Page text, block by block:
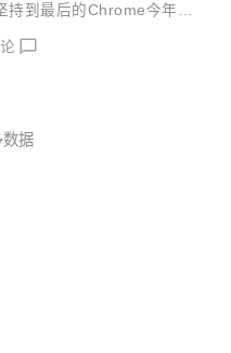
到最后的Chrome今年就
，他们将获得至少600
会修复该漏洞。
数据